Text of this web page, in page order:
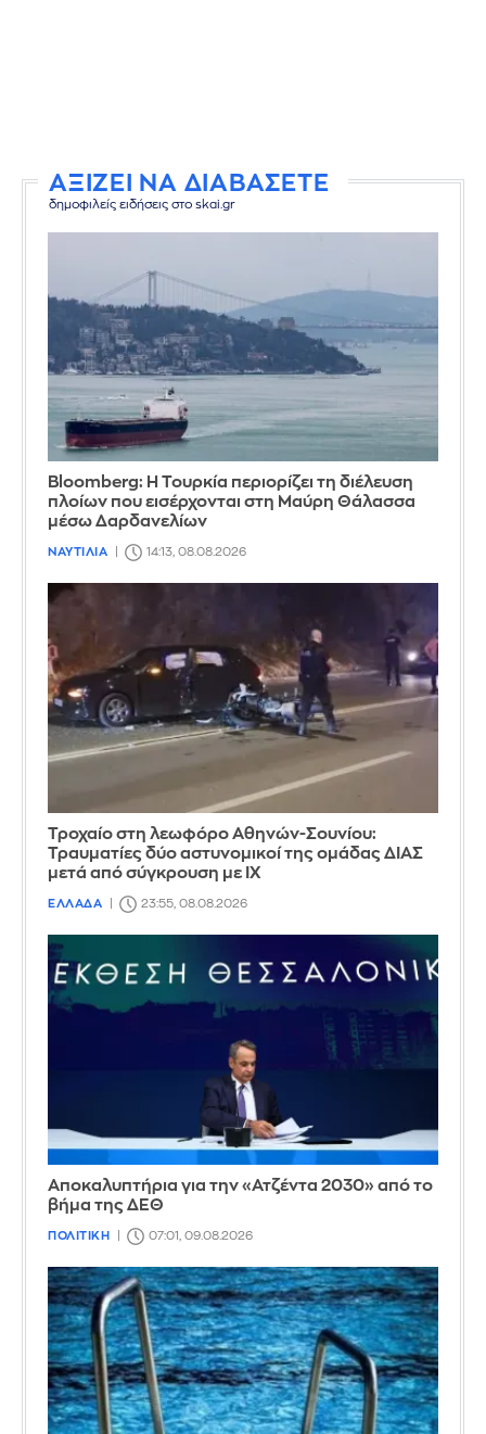
ΑΞΙΖΕΙ ΝΑ ΔΙΑΒΑΣΕΤΕ
δημοφιλείς ειδήσεις στο skai.gr
Bloomberg: Η Τουρκία περιορίζει τη διέλευση
πλοίων που εισέρχονται στη Μαύρη Θάλασσα
μέσω Δαρδανελίων
ΝΑΥΤΙΛΙΑ 14:13, 08.08.2026
Τροχαίο στη λεωφόρο Αθηνών-Σουνίου:
Τραυματίες δύο αστυνομικοί της ομάδας ΔΙΑΣ
μετά από σύγκρουση με ΙΧ
ΕΛΛΑΔΑ 23:55, 08.08.2026
Αποκαλυπτήρια για την «Ατζέντα 2030» από το
βήμα της ΔΕΘ
ΠΟΛΙΤΙΚΗ 07:01, 09.08.2026